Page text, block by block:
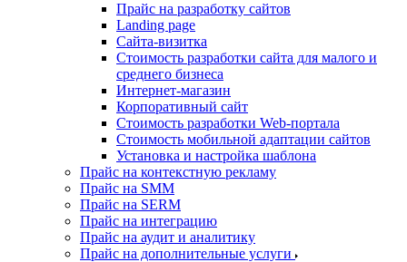
Прайс на разработку сайтов
Landing page
Cайта-визитка
Стоимость разработки сайта для малого и
среднего бизнеса
Интернет-магазин
Корпоративный сайт
Стоимость разработки Web-портала
Стоимость мобильной адаптации сайтов
Установка и настройка шаблона
Прайс на контекстную рекламу
Прайс на SMM
Прайс на SERM
Прайс на интеграцию
Прайс на аудит и аналитику
Прайс на дополнительные услуги